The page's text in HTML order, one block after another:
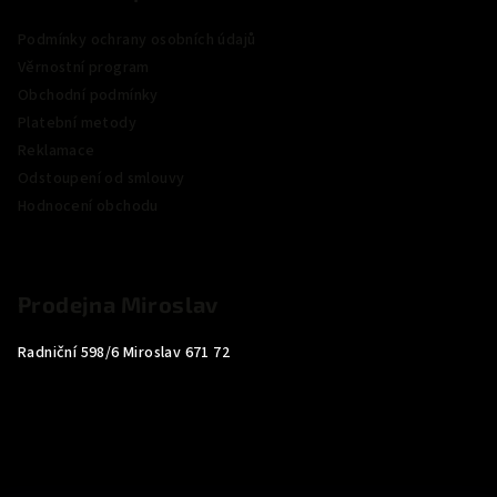
Radniční 598/6 Miroslav 671 72